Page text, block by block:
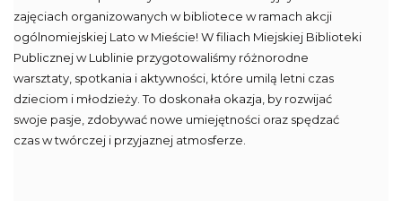
zajęciach organizowanych w bibliotece w ramach akcji
ogólnomiejskiej Lato w Mieście! W filiach Miejskiej Biblioteki
Publicznej w Lublinie przygotowaliśmy różnorodne
warsztaty, spotkania i aktywności, które umilą letni czas
dzieciom i młodzieży. To doskonała okazja, by rozwijać
swoje pasje, zdobywać nowe umiejętności oraz spędzać
czas w twórczej i przyjaznej atmosferze.